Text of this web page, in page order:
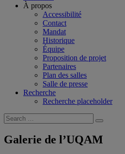
À propos
Accessibilité
Contact
Mandat
Historique
Équipe
Proposition de projet
Partenaires
Plan des salles
Salle de presse
Recherche
Recherche placeholder
Search
for:
Search
Galerie de l’UQAM